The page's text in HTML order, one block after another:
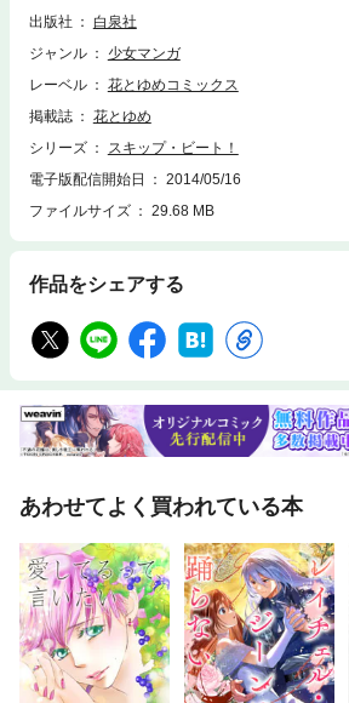
出版社
白泉社
ジャンル
少女マンガ
レーベル
花とゆめコミックス
掲載誌
花とゆめ
シリーズ
スキップ・ビート！
電子版配信開始日
2014/05/16
ファイルサイズ
29.68 MB
作品をシェアする
あわせてよく買われている本